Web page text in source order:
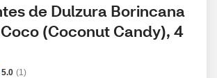
de Dulzura Borincana
(Coconut Candy), 4
5.0 (1 )